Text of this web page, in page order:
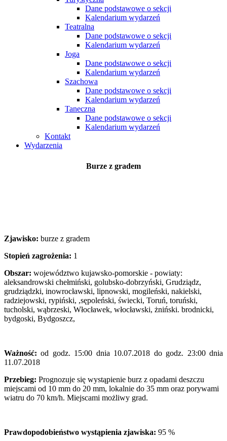
Dane podstawowe o sekcji
Kalendarium wydarzeń
Teatralna
Dane podstawowe o sekcji
Kalendarium wydarzeń
Joga
Dane podstawowe o sekcji
Kalendarium wydarzeń
Szachowa
Dane podstawowe o sekcji
Kalendarium wydarzeń
Taneczna
Dane podstawowe o sekcji
Kalendarium wydarzeń
Kontakt
Wydarzenia
Burze z gradem
Zjawisko: burze z gradem
Stopień zagrożenia: 1
Obszar: województwo kujawsko-pomorskie - powiaty:
aleksandrowski chełmiński, golubsko-dobrzyński, Grudziądz,
grudziądzki, inowrocławski, lipnowski, mogileński, nakielski,
radziejowski, rypiński, ,sępoleński, świecki, Toruń, toruński,
tucholski, wąbrzeski, Włocławek, włocławski, żniński. brodnicki,
bydgoski, Bydgoszcz,
Ważność:od godz. 15:00 dnia 10.07.2018 do godz. 23:00 dnia
11.07.2018
Przebieg: Prognozuje się wystąpienie burz z opadami deszczu
miejscami od 10 mm do 20 mm, lokalnie do 35 mm oraz porywami
wiatru do 70 km/h. Miejscami możliwy grad.
Prawdopodobieństwo wystąpienia zjawiska: 95 %